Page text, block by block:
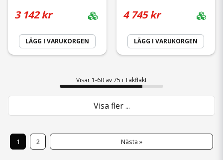
3 142 kr
LÄGG I VARUKORGEN
4 745 kr
LÄGG I VARUKORGEN
Visar 1-60 av 75 i Takfläkt
Visa fler ...
1 2 Nästa »